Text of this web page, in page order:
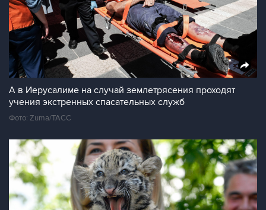
А в Иерусалиме на случай землетрясения проходят
учения экстренных спасательных служб
Фото: Zuma/ТАСС